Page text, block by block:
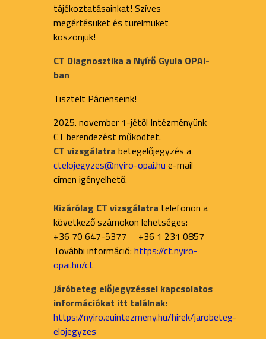
tájékoztatásainkat! Szíves
megértésüket és türelmüket
köszönjük!
CT Diagnosztika a Nyírő Gyula OPAI-
ban
Tisztelt Pácienseink!
2025. november 1-jétől Intézményünk
CT berendezést működtet.
CT vizsgálatra betegelőjegyzés a
ctelojegyzes@nyiro-opai.hu e-mail
címen igényelhető.
Kizárólag CT vizsgálatra telefonon a
következő számokon lehetséges:
+36 70 647-5377 +36 1 231 0857
További információ: https://ct.nyiro-
opai.hu/ct
Járóbeteg előjegyzéssel kapcsolatos
információkat itt találnak:
https://nyiro.euintezmeny.hu/hirek/jarobeteg-
elojegyzes